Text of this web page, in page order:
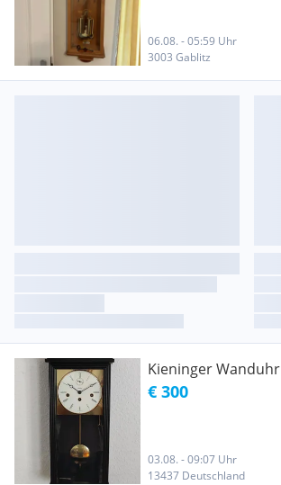
06.08. - 05:59 Uhr
3003 Gablitz
Kieninger Wanduhr
€ 300
03.08. - 09:07 Uhr
13437 Deutschland